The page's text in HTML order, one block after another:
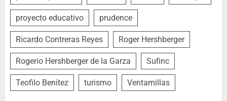
proyecto educativo prudence
Ricardo Contreras Reyes Roger Hershberger
Rogerio Hershberger de la Garza Sufinc
Teofilo Benítez turismo Ventamillas